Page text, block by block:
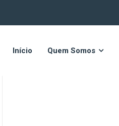
Início Quem Somos